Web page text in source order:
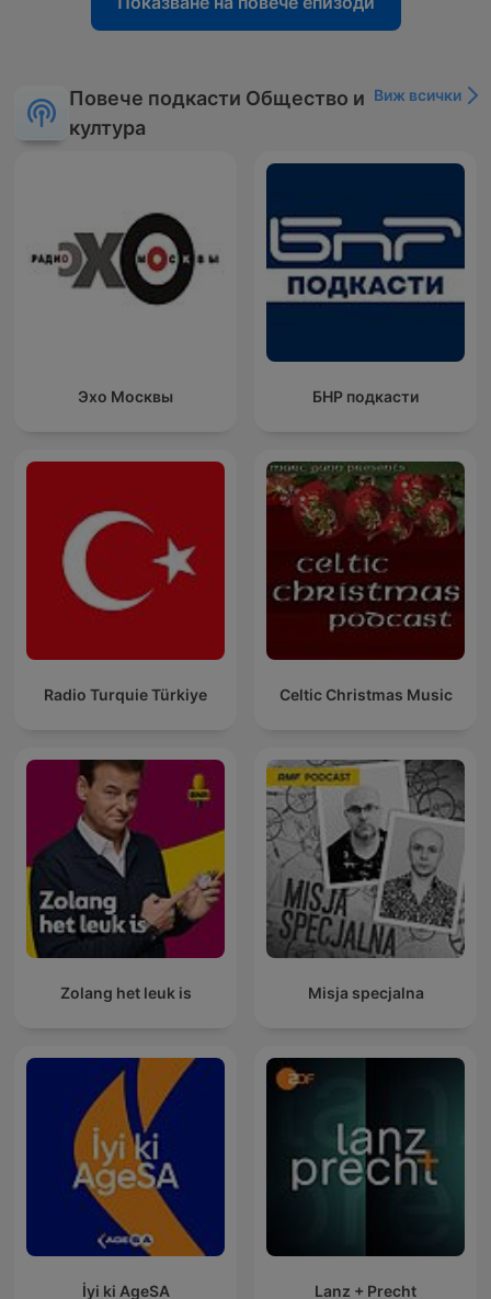
Повече подкасти Общество и
култура
Виж всички
Эхо Москвы БНР подкасти
Radio Turquie Türkiye Celtic Christmas Music
Zolang het leuk is Misja specjalna
İyi ki AgeSA Lanz + Precht